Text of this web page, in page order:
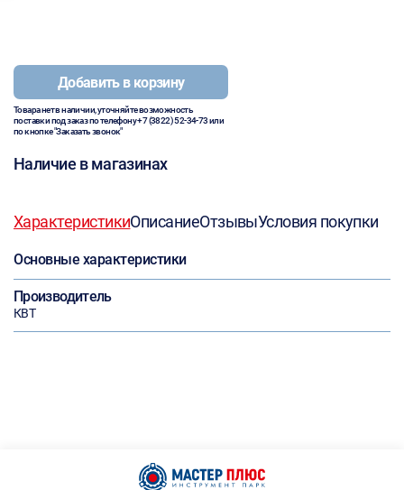
Добавить в корзину
Товара нет в наличии, уточняйте возможность
поставки под заказ по телефону+7 (3822) 52-34-73или
по кнопке "Заказать звонок"
Наличие в магазинах
ХарактеристикиОписаниеОтзывыУсловия покупки
Основные характеристики
Производитель
КВТ